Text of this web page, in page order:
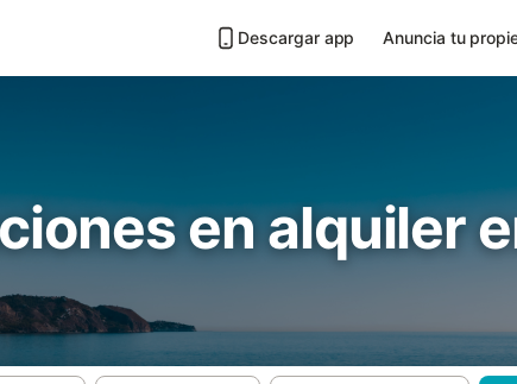
Descargar app Anuncia tu
en alquiler